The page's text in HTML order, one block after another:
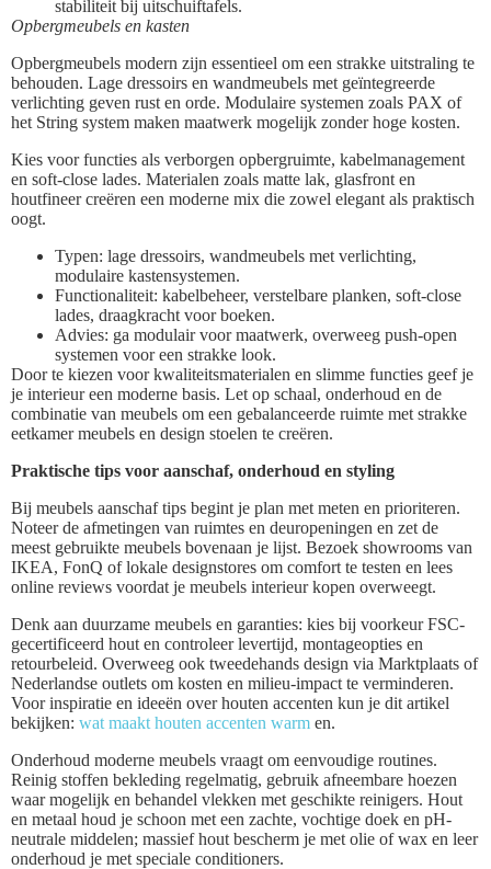
stabiliteit bij uitschuiftafels.
Opbergmeubels en kasten
Opbergmeubels modern zijn essentieel om een strakke uitstraling te
behouden. Lage dressoirs en wandmeubels met geïntegreerde
verlichting geven rust en orde. Modulaire systemen zoals PAX of
het String system maken maatwerk mogelijk zonder hoge kosten.
Kies voor functies als verborgen opbergruimte, kabelmanagement
en soft-close lades. Materialen zoals matte lak, glasfront en
houtfineer creëren een moderne mix die zowel elegant als praktisch
oogt.
Typen: lage dressoirs, wandmeubels met verlichting,
modulaire kastensystemen.
Functionaliteit: kabelbeheer, verstelbare planken, soft-close
lades, draagkracht voor boeken.
Advies: ga modulair voor maatwerk, overweeg push-open
systemen voor een strakke look.
Door te kiezen voor kwaliteitsmaterialen en slimme functies geef je
je interieur een moderne basis. Let op schaal, onderhoud en de
combinatie van meubels om een gebalanceerde ruimte met strakke
eetkamer meubels en design stoelen te creëren.
Praktische tips voor aanschaf, onderhoud en styling
Bij meubels aanschaf tips begint je plan met meten en prioriteren.
Noteer de afmetingen van ruimtes en deuropeningen en zet de
meest gebruikte meubels bovenaan je lijst. Bezoek showrooms van
IKEA, FonQ of lokale designstores om comfort te testen en lees
online reviews voordat je meubels interieur kopen overweegt.
Denk aan duurzame meubels en garanties: kies bij voorkeur FSC-
gecertificeerd hout en controleer levertijd, montageopties en
retourbeleid. Overweeg ook tweedehands design via Marktplaats of
Nederlandse outlets om kosten en milieu-impact te verminderen.
Voor inspiratie en ideeën over houten accenten kun je dit artikel
bekijken: wat maakt houten accenten warm en.
Onderhoud moderne meubels vraagt om eenvoudige routines.
Reinig stoffen bekleding regelmatig, gebruik afneembare hoezen
waar mogelijk en behandel vlekken met geschikte reinigers. Hout
en metaal houd je schoon met een zachte, vochtige doek en pH-
neutrale middelen; massief hout bescherm je met olie of wax en leer
onderhoud je met speciale conditioners.